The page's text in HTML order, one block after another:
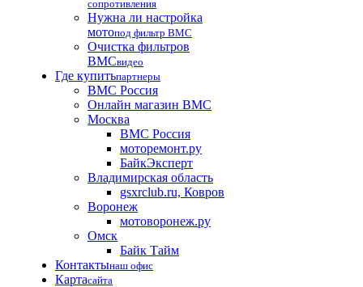
сопротивления
Нужна ли настройка
мотопод фильтр BMC
Очистка фильтров
BMCвидео
Где купитьпартнеры
BMC Россия
Онлайн магазин BMC
Москва
BMC Россия
моторемонт.ру
БайкЭксперт
Владимирская область
gsxrclub.ru, Ковров
Воронеж
мотоворонеж.ру
Омск
Байк Тайм
Контактынаш офис
Картасайта